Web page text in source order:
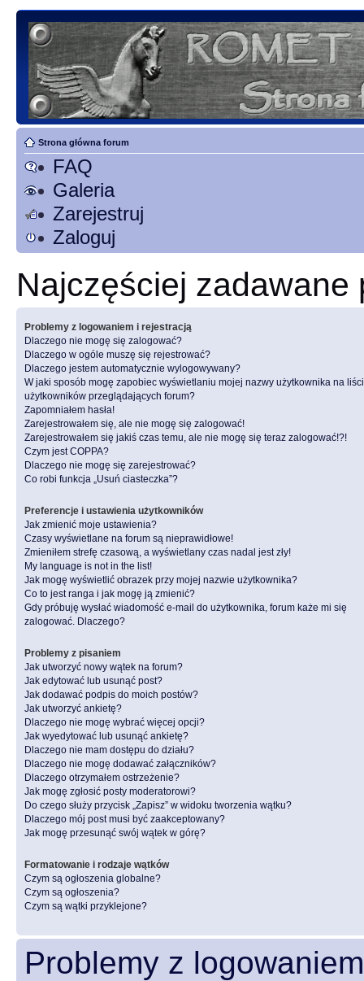
Strona główna forum
FAQ
Galeria
Zarejestruj
Zaloguj
Najczęściej zadawane
Problemy z logowaniem i rejestracją
Dlaczego nie mogę się zalogować?
Dlaczego w ogóle muszę się rejestrować?
Dlaczego jestem automatycznie wylogowywany?
W jaki sposób mogę zapobiec wyświetlaniu mojej nazwy użytkownika na
użytkowników przeglądających forum?
Zapomniałem hasła!
Zarejestrowałem się, ale nie mogę się zalogować!
Zarejestrowałem się jakiś czas temu, ale nie mogę się teraz zalogować!?!
Czym jest COPPA?
Dlaczego nie mogę się zarejestrować?
Co robi funkcja „Usuń ciasteczka”?
Preferencje i ustawienia użytkowników
Jak zmienić moje ustawienia?
Czasy wyświetlane na forum są nieprawidłowe!
Zmieniłem strefę czasową, a wyświetlany czas nadal jest zły!
My language is not in the list!
Jak mogę wyświetlić obrazek przy mojej nazwie użytkownika?
Co to jest ranga i jak mogę ją zmienić?
Gdy próbuję wysłać wiadomość e-mail do użytkownika, forum każe mi się
zalogować. Dlaczego?
Problemy z pisaniem
Jak utworzyć nowy wątek na forum?
Jak edytować lub usunąć post?
Jak dodawać podpis do moich postów?
Jak utworzyć ankietę?
Dlaczego nie mogę wybrać więcej opcji?
Jak wyedytować lub usunąć ankietę?
Dlaczego nie mam dostępu do działu?
Dlaczego nie mogę dodawać załączników?
Dlaczego otrzymałem ostrzeżenie?
Jak mogę zgłosić posty moderatorowi?
Do czego służy przycisk „Zapisz” w widoku tworzenia wątku?
Dlaczego mój post musi być zaakceptowany?
Jak mogę przesunąć swój wątek w górę?
Formatowanie i rodzaje wątków
Czym są ogłoszenia globalne?
Czym są ogłoszenia?
Czym są wątki przyklejone?
Problemy z